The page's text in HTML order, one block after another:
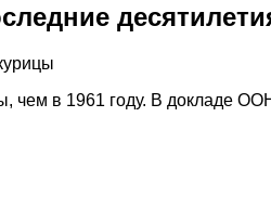
в 1961 году. В докладе